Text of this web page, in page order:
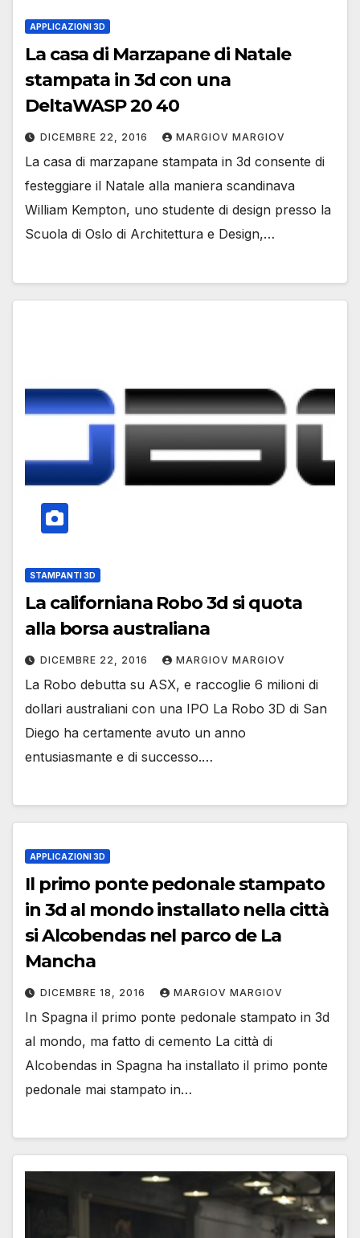
APPLICAZIONI 3D
La casa di Marzapane di Natale
stampata in 3d con una
DeltaWASP 20 40
DICEMBRE 22, 2016 MARGIOV MARGIOV
La casa di marzapane stampata in 3d consente di
festeggiare il Natale alla maniera scandinava
William Kempton, uno studente di design presso la
Scuola di Oslo di Architettura e Design,…
STAMPANTI 3D
La californiana Robo 3d si quota
alla borsa australiana
DICEMBRE 22, 2016 MARGIOV MARGIOV
La Robo debutta su ASX, e raccoglie 6 milioni di
dollari australiani con una IPO La Robo 3D di San
Diego ha certamente avuto un anno
entusiasmante e di successo.…
APPLICAZIONI 3D
Il primo ponte pedonale stampato
in 3d al mondo installato nella città
si Alcobendas nel parco de La
Mancha
DICEMBRE 18, 2016 MARGIOV MARGIOV
In Spagna il primo ponte pedonale stampato in 3d
al mondo, ma fatto di cemento La città di
Alcobendas in Spagna ha installato il primo ponte
pedonale mai stampato in…